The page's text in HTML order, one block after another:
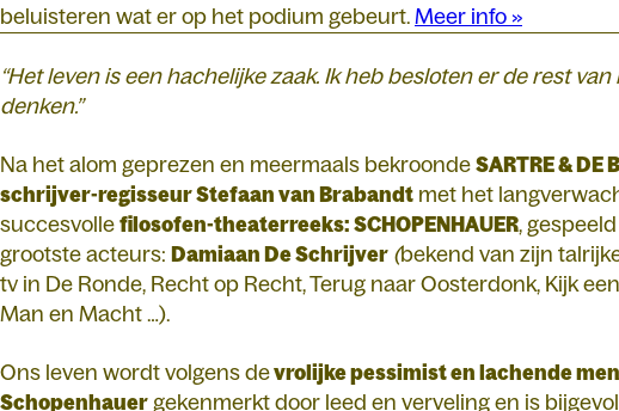
beluisteren wat er op het podium gebeurt. Meer info »
“Het leven is een hachelijke zaak. Ik heb besloten er de rest
denken.”
Na het alom geprezen en meermaals bekroonde SARTRE & DE
schrijver-regisseur Stefaan van Brabandt met het
succesvolle filosofen-theaterreeks: SCHOPENHAUER,
grootste acteurs: Damiaan De Schrijver (bekend van zijn
tv in De Ronde, Recht op Recht, Terug naar Oosterdonk, Kijk
Man en Macht …).
Ons leven wordt volgens devrolijke pessimist en lachende
Schopenhauer gekenmerkt door leed en verveling en is